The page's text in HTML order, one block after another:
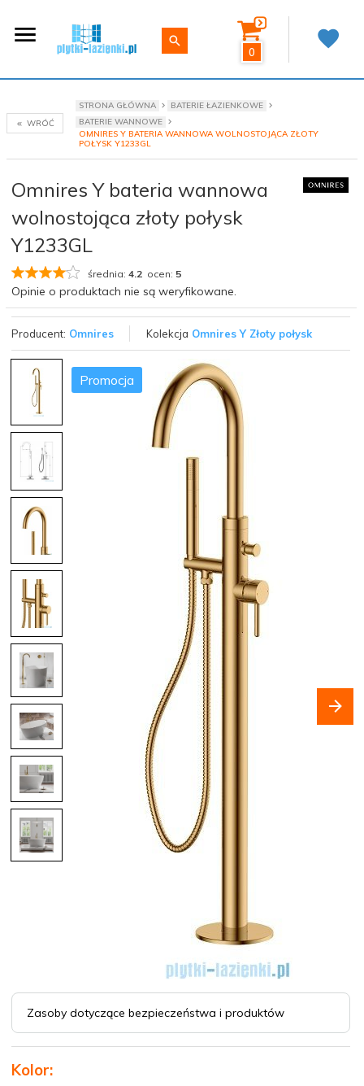
0
WRÓĆ
STRONA GŁÓWNA
BATERIE ŁAZIENKOWE
BATERIE WANNOWE
OMNIRES Y BATERIA WANNOWA WOLNOSTOJĄCA ZŁOTY
POŁYSK Y1233GL
Producent: Omnires Kolekcja Omnires Y Złoty połysk
Promocja
Zasoby dotyczące bezpieczeństwa i produktów
Kolor:
Omnires Y bateria wannowa
wolnostojąca złoty połysk
Y1233GL
średnia: 4.2 ocen: 5
Opinie o produktach nie są weryfikowane.